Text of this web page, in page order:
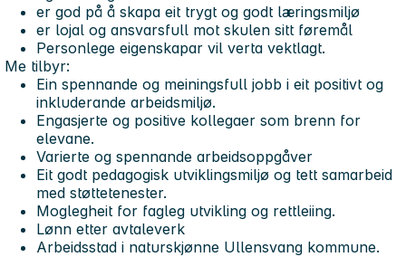
er god på å skapa eit trygt og godt læringsmiljø
er lojal og ansvarsfull mot skulen sitt føremål
Personlege eigenskapar vil verta vektlagt.
Me tilbyr:
Ein spennande og meiningsfull jobb i eit positivt og
inkluderande arbeidsmiljø.
Engasjerte og positive kollegaer som brenn for
elevane.
Varierte og spennande arbeidsoppgåver
Eit godt pedagogisk utviklingsmiljø og tett samarbeid
med støttetenester.
Moglegheit for fagleg utvikling og rettleiing.
Lønn etter avtaleverk
Arbeidsstad i naturskjønne Ullensvang kommune.